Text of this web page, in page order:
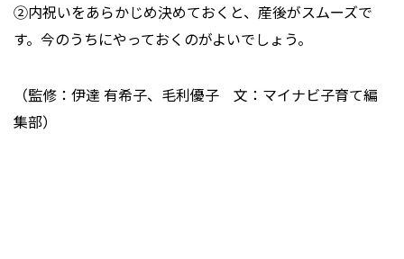
②内祝いをあらかじめ決めておくと、産後がスムーズで
す。今のうちにやっておくのがよいでしょう。
（監修：伊達 有希子、毛利優子 文：マイナビ子育て編
集部）